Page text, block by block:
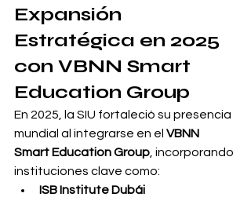
Expansión
Estratégica en 2025
con VBNN Smart
Education Group
En 2025, la SIU fortaleció su presencia
mundial al integrarse en el VBNN
Smart Education Group , incorporando
instituciones clave como:
ISB Institute Dubái